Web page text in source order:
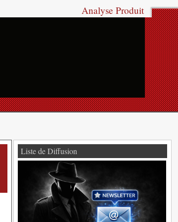
Analyse Produit
Liste de Diffusion